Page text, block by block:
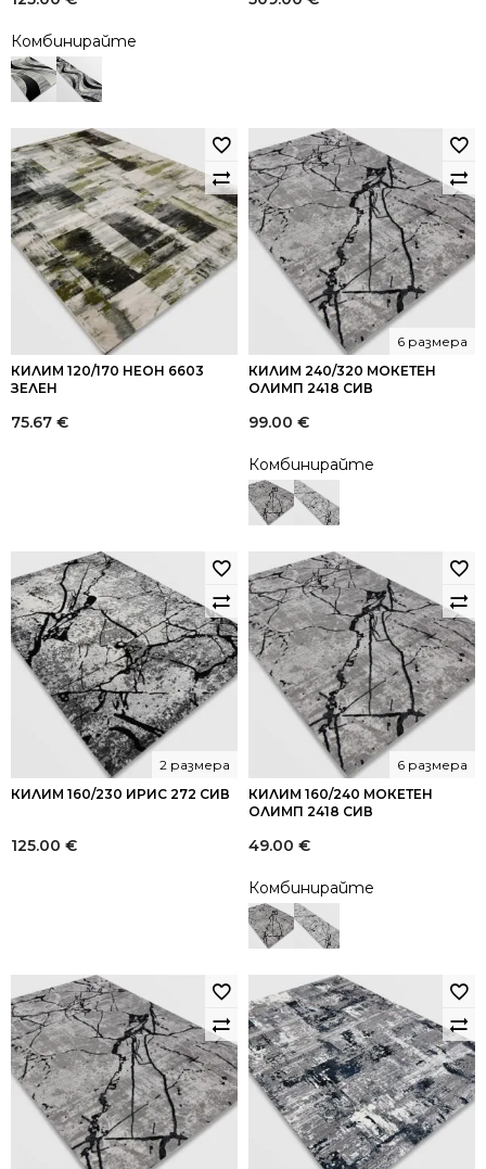
Комбинирайте
КИЛИМ 120/170 НЕОН 6603
ЗЕЛЕН
75.67 €
КИЛИМ 240/320 МОКЕТЕН
ОЛИМП 2418 СИВ
6 размера
99.00 €
Комбинирайте
КИЛИМ 160/230 ИРИС 272 СИВ
2 размера
125.00 €
КИЛИМ 160/240 МОКЕТЕН
ОЛИМП 2418 СИВ
6 размера
49.00 €
Комбинирайте